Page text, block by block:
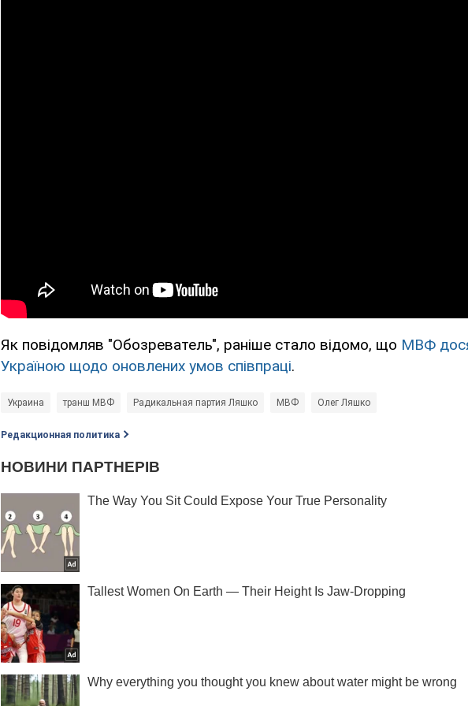
Як повідомляв "Обозреватель", раніше стало відомо, що МВФ
Україною щодо оновлених умов співпраці.
Украина транш МВФ Радикальная партия Ляшко МВФ Олег Ляшко
Редакционная политика